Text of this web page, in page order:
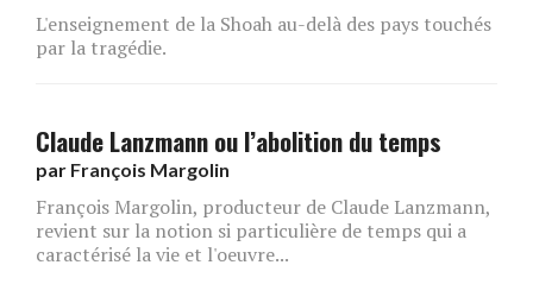
L'enseignement de la Shoah au-delà des pays touchés
par la tragédie.
Claude Lanzmann ou l’abolition du temps
par François Margolin
François Margolin, producteur de Claude Lanzmann,
revient sur la notion si particulière de temps qui a
caractérisé la vie et l'oeuvre...